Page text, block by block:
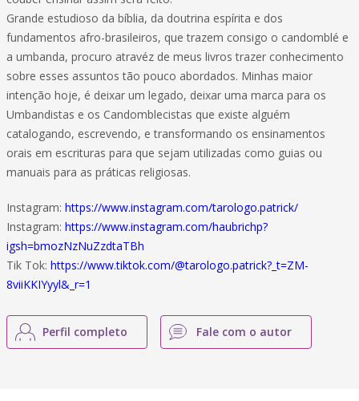
Grande estudioso da bíblia, da doutrina espírita e dos
fundamentos afro-brasileiros, que trazem consigo o candomblé e
a umbanda, procuro atravéz de meus livros trazer conhecimento
sobre esses assuntos tão pouco abordados. Minhas maior
intenção hoje, é deixar um legado, deixar uma marca para os
Umbandistas e os Candomblecistas que existe alguém
catalogando, escrevendo, e transformando os ensinamentos
orais em escrituras para que sejam utilizadas como guias ou
manuais para as práticas religiosas.
Instagram: https://www.instagram.com/tarologo.patrick/
Instagram: https://www.instagram.com/haubrichp?
igsh=bmozNzNuZzdtaTBh
Tik Tok: https://www.tiktok.com/@tarologo.patrick?_t=ZM-
8viiKKIYyyl&_r=1
Perfil completo Fale com o autor